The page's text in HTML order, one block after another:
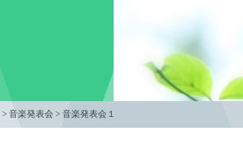
> 音楽発表会 > 音楽発表会１